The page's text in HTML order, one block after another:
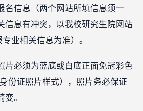
名信息（两个网站所填信息须一
信息有冲突，以我校研究生院网站
业相关信息为准）。
片必须为蓝底或白底正面免冠彩色
份证照片样式），照片务必保证
。